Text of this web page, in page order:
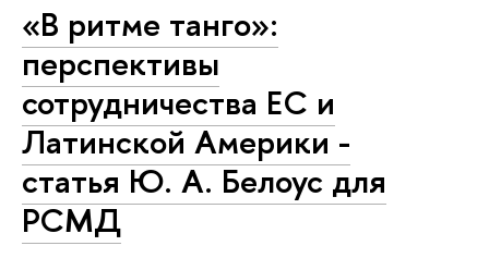
«В ритме танго»:
перспективы
сотрудничества ЕС и
Латинской Америки -
статья Ю. А. Белоус для
РСМД